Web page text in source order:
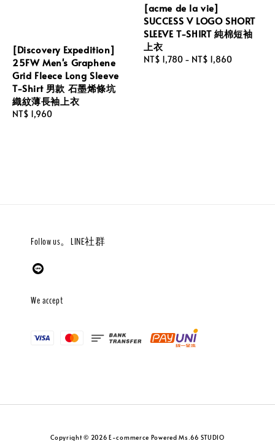
[Discovery Expedition]
25FW Men's Graphene
Grid Fleece Long Sleeve
T-Shirt 男款 石墨烯條坑
織紋薄長袖上衣
Regular
NT$ 1,960
[acme de la vie]
SUCCESS V LOGO SHORT
SLEEVE T-SHIRT 純棉短袖
上衣
Regular
NT$ 1,780 - NT$ 1,860
Follow us。LINE社群
We accept
Copyright © 2026 E-commerce Powered Ms.66 STUDIO